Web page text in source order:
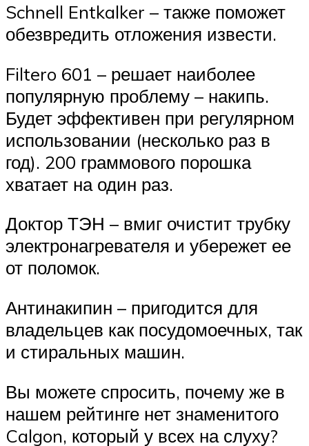
Schnell Entkalker – также поможет
обезвредить отложения извести.
Filtero 601 – решает наиболее
популярную проблему – накипь.
Будет эффективен при регулярном
использовании (несколько раз в
год). 200 граммового порошка
хватает на один раз.
Доктор ТЭН – вмиг очистит трубку
электронагревателя и убережет ее
от поломок.
Антинакипин – пригодится для
владельцев как посудомоечных, так
и стиральных машин.
Вы можете спросить, почему же в
нашем рейтинге нет знаменитого
Calgon, который у всех на слуху?